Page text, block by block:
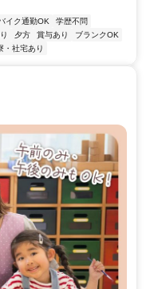
イク通勤OK
学歴不問
夕方 賞与あり
ブランクOK
・社宅あり